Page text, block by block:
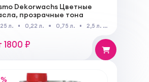
Dekorwachs Цветные
прозрачные тона
л. 0,22 л. 0,75 л. 2,5 л.
1800 ₽
%